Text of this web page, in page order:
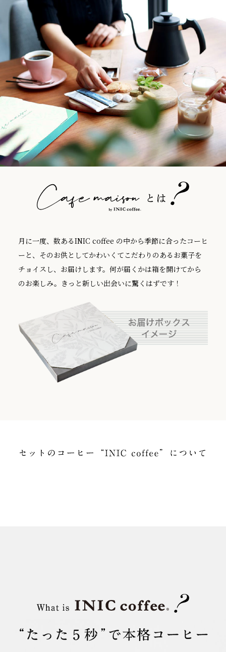
月に一度、数あるINIC coffee の中から季節に合ったコーヒ
ーと、そのお供としてかわいくてこだわりのあるお菓子を
チョイスし、お届けします。何が届くかは箱を開けてから
のお楽しみ。きっと新しい出会いに驚くはずです！